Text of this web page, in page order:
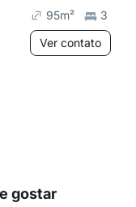
95m² 3
Ver contato
gostar